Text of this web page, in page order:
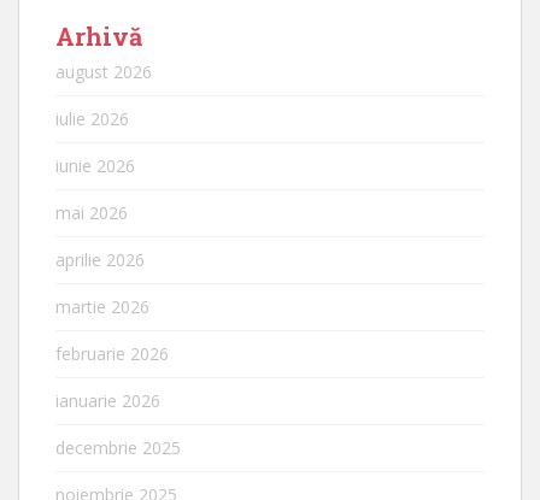
Arhivă
august 2026
iulie 2026
iunie 2026
mai 2026
aprilie 2026
martie 2026
februarie 2026
ianuarie 2026
decembrie 2025
noiembrie 2025